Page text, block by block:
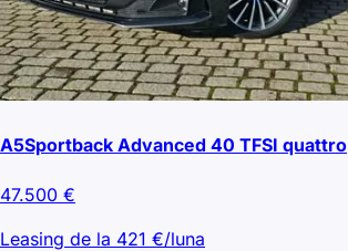
A5Sportback Advanced 40 TFSI quattro
47.500 €
Leasing de la 421 €/luna